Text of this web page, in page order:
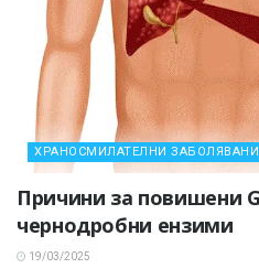
ХРАНОСМИЛАТЕЛНИ
Причини за повишени
чернодробни ензими
19/03/2025